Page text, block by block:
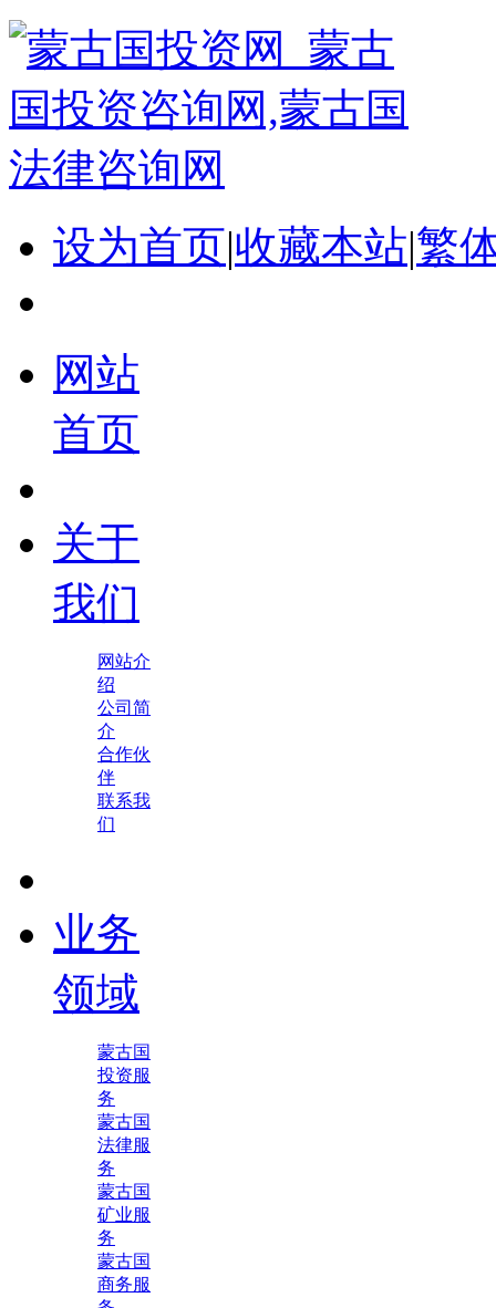
设为首页|收藏本站|繁
网站
首页
关于
我们
网站介
绍
公司简
介
合作伙
伴
联系我
们
业务
领域
蒙古国
投资服
务
蒙古国
法律服
务
蒙古国
矿业服
务
蒙古国
商务服